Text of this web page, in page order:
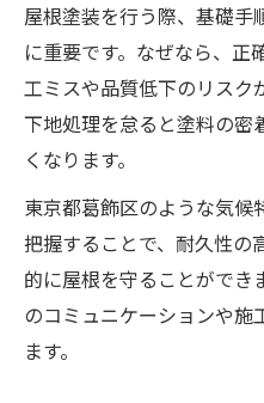
葛飾区の気候
屋根塗装の流
適切な工程で美観
適切な屋根塗
屋根塗装の工
美観を守るた
屋根塗装の正
屋根塗装を行う際、基礎手
に重要です。なぜなら、正
工ミスや品質低下のリスク
下地処理を怠ると塗料の密
くなります。
東京都葛飾区のような気候
把握することで、耐久性の
的に屋根を守ることができ
のコミュニケーションや施
ます。